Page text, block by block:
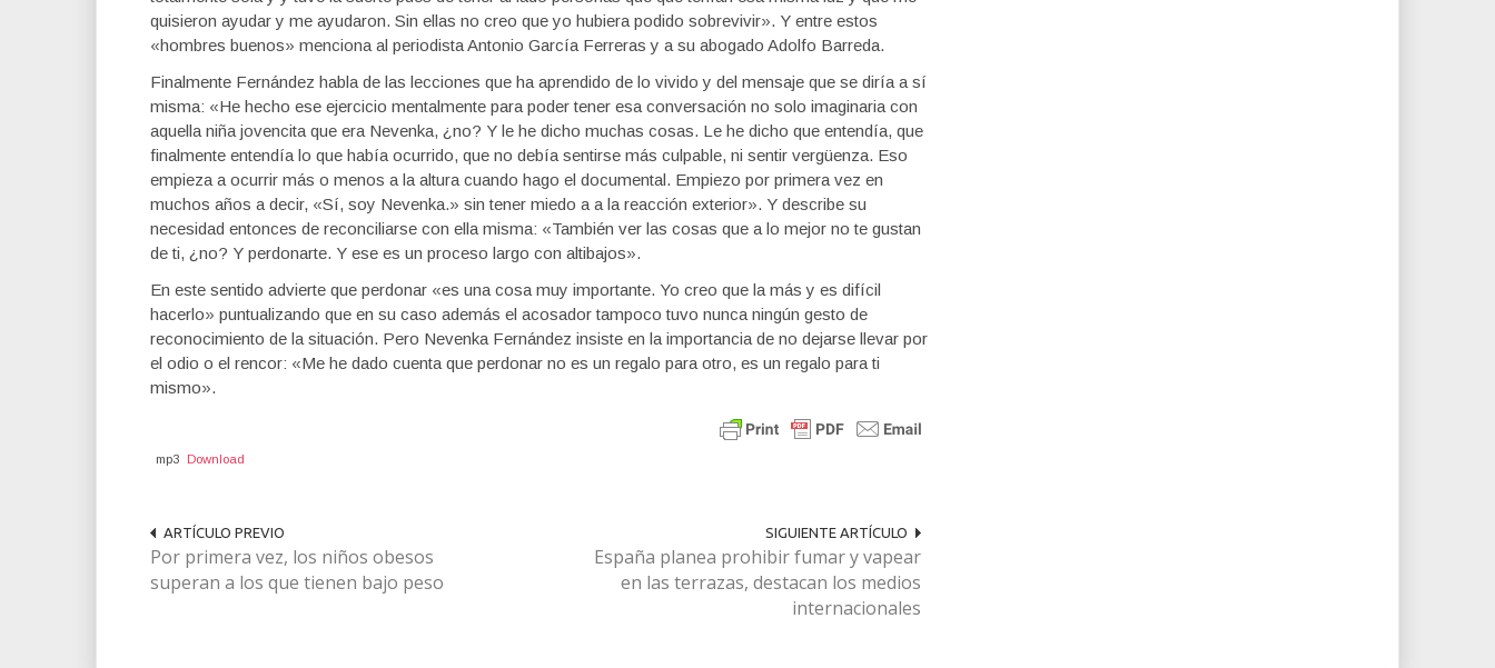
quisieron ayudar y me ayudaron. Sin ellas no creo que yo hubiera podido sobrevivir». Y entre estos
«hombres buenos» menciona al periodista Antonio García Ferreras y a su abogado Adolfo Barreda.
Finalmente Fernández habla de las lecciones que ha aprendido de lo vivido y del mensaje que se diría a sí
misma: «He hecho ese ejercicio mentalmente para poder tener esa conversación no solo imaginaria con
aquella niña jovencita que era Nevenka, ¿no? Y le he dicho muchas cosas. Le he dicho que entendía, que
finalmente entendía lo que había ocurrido, que no debía sentirse más culpable, ni sentir vergüenza. Eso
empieza a ocurrir más o menos a la altura cuando hago el documental. Empiezo por primera vez en
muchos años a decir, «Sí, soy Nevenka.» sin tener miedo a a la reacción exterior». Y describe su
necesidad entonces de reconciliarse con ella misma: «También ver las cosas que a lo mejor no te gustan
de ti, ¿no? Y perdonarte. Y ese es un proceso largo con altibajos».
En este sentido advierte que perdonar «es una cosa muy importante. Yo creo que la más y es difícil
hacerlo» puntualizando que en su caso además el acosador tampoco tuvo nunca ningún gesto de
reconocimiento de la situación. Pero Nevenka Fernández insiste en la importancia de no dejarse llevar por
el odio o el rencor: «Me he dado cuenta que perdonar no es un regalo para otro, es un regalo para ti
mismo».
mp3 Download
ARTÍCULO PREVIO
Por primera vez, los niños obesos
superan a los que tienen bajo peso
SIGUIENTE ARTÍCULO
España planea prohibir fumar y vapear
en las terrazas, destacan los medios
internacionales